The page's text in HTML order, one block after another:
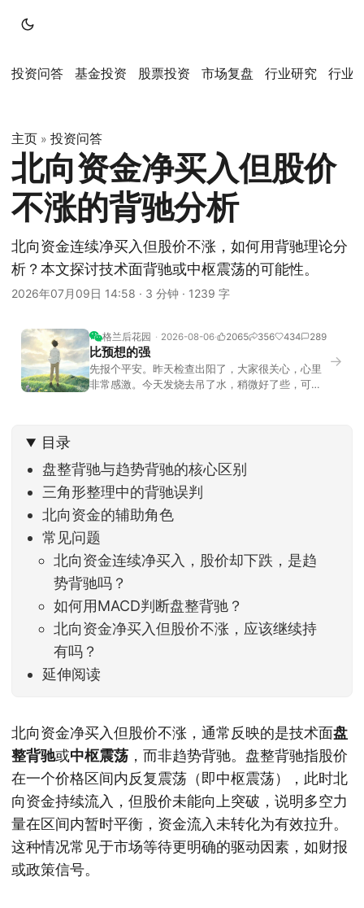
投资问答 基金投资 股票投资 市场复盘 行业研究 行业
主页 » 投资问答
北向资金净买入但股价
不涨的背驰分析
北向资金连续净买入但股价不涨，如何用背驰理论分
析？本文探讨技术面背驰或中枢震荡的可能性。
2026年07月09日 14:58 · 3 分钟 · 1239 字
格兰后花园 2026-08-06 2065 356 434 289
比预想的强
先报个平安。昨天检查出阳了，大家很关心，心里
非常感激。今天发烧去吊了水，稍微好了些，可没
去相差不大，但细看下来，跌幅超过3%的只有不到
→
目录
盘整背驰与趋势背驰的核心区别
三角形整理中的背驰误判
北向资金的辅助角色
常见问题
北向资金连续净买入，股价却下跌，是趋
势背驰吗？
如何用MACD判断盘整背驰？
北向资金净买入但股价不涨，应该继续持
有吗？
延伸阅读
北向资金净买入但股价不涨，通常反映的是技术面盘
整背驰或中枢震荡 ，而非趋势背驰。盘整背驰指股价
在一个价格区间内反复震荡（即中枢震荡），此时北
向资金持续流入，但股价未能向上突破，说明多空力
量在区间内暂时平衡，资金流入未转化为有效拉升。
这种情况常见于市场等待更明确的驱动因素，如财报
或政策信号。